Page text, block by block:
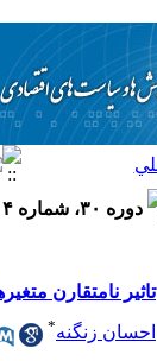
دوره ۳۰، شماره ۱۰۴ - ( فصلنامه پژوهش ها و سیاست های اقتصادی ۱۴۰۱ )
تاثیر نامتقارن
احسان زنگنه*